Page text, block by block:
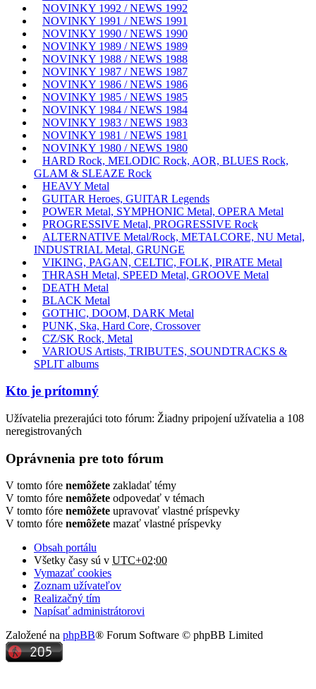
NOVINKY 1992 / NEWS 1992
NOVINKY 1991 / NEWS 1991
NOVINKY 1990 / NEWS 1990
NOVINKY 1989 / NEWS 1989
NOVINKY 1988 / NEWS 1988
NOVINKY 1987 / NEWS 1987
NOVINKY 1986 / NEWS 1986
NOVINKY 1985 / NEWS 1985
NOVINKY 1984 / NEWS 1984
NOVINKY 1983 / NEWS 1983
NOVINKY 1981 / NEWS 1981
NOVINKY 1980 / NEWS 1980
HARD Rock, MELODIC Rock, AOR, BLUES Rock,
GLAM & SLEAZE Rock
HEAVY Metal
GUITAR Heroes, GUITAR Legends
POWER Metal, SYMPHONIC Metal, OPERA Metal
PROGRESSIVE Metal, PROGRESSIVE Rock
ALTERNATIVE Metal/Rock, METALCORE, NU Metal,
INDUSTRIAL Metal, GRUNGE
VIKING, PAGAN, CELTIC, FOLK, PIRATE Metal
THRASH Metal, SPEED Metal, GROOVE Metal
DEATH Metal
BLACK Metal
GOTHIC, DOOM, DARK Metal
PUNK, Ska, Hard Core, Crossover
CZ/SK Rock, Metal
VARIOUS Artists, TRIBUTES, SOUNDTRACKS &
SPLIT albums
Kto je prítomný
Užívatelia prezerajúci toto fórum: Žiadny pripojení užívatelia a 108
neregistrovaných
Oprávnenia pre toto fórum
V tomto fóre nemôžete zakladať témy
V tomto fóre nemôžete odpovedať v témach
V tomto fóre nemôžete upravovať vlastné príspevky
V tomto fóre nemôžete mazať vlastné príspevky
Obsah portálu
Všetky časy sú v UTC+02:00
Vymazať cookies
Zoznam užívateľov
Realizačný tím
Napísať administrátorovi
Založené na phpBB® Forum Software © phpBB Limited